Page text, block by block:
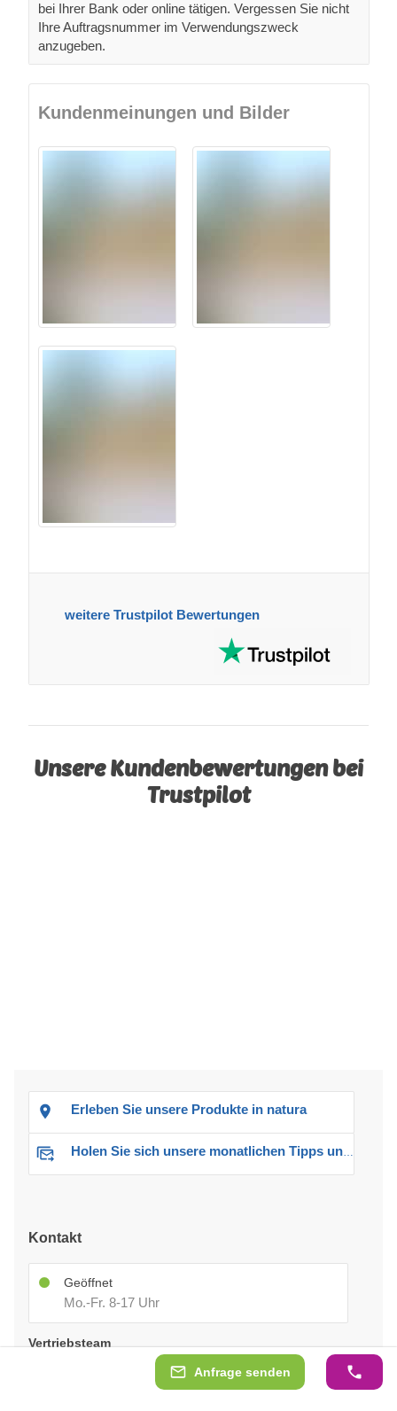
bei Ihrer Bank oder online tätigen. Vergessen Sie nicht
Ihre Auftragsnummer im Verwendungszweck
anzugeben.
Kundenmeinungen und Bilder
weitere Trustpilot Bewertungen
Anfrage senden
Unsere Kundenbewertungen bei
Trustpilot
Erleben Sie unsere Produkte in natura
Holen Sie sich unsere monatlichen Tipps und Angebote
Kontakt
Geöffnet
Mo.-Fr. 8-17 Uhr
Vertriebsteam
+43316494027